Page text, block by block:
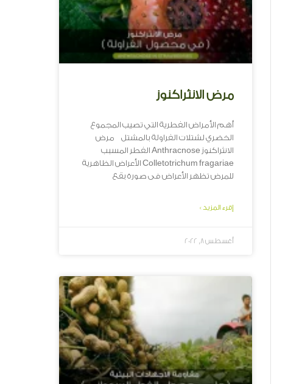
مرض الانثراكنوز
أهم الأمراض الفطرية التي تصيب المجموع
الخضري لشتلات الفراولة بالمشتل مرض
الانثراكنوز Anthracnose الفطر المسبب
Colletotrichum fragariae الأعراض الظاهرية
للمرض تظهر الأعراض فى صورة بقع
إقرء المزيد »
أغسطس 8, 2022